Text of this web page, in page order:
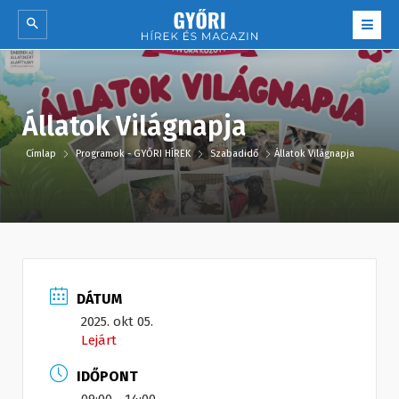
Állatok Világnapja
Címlap Programok - GYŐRI HÍREK Szabadidő Állatok Világnapja
DÁTUM
2025. okt 05.
Lejárt
IDŐPONT